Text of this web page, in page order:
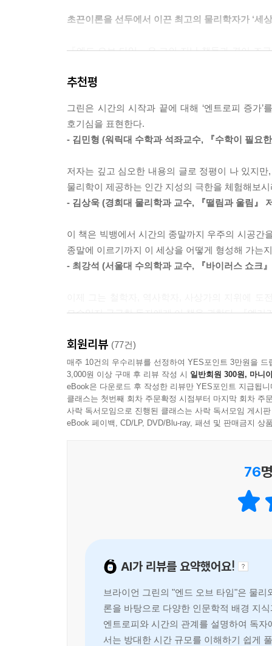
[두뇌 속 입자의 운동이 어떻게 감정과 감각을 낳
낳는다는 말인가?
[자유의지를 물리 법칙으로 풀어낼 수 있나?]
우리의 개성과 가치, 그리고 자존감은 우리 스스
도, 감정도 없는 입자의 횡포 속에서 자유의지가
간 특유의 자존심은 사정없이 구겨진다. 그래서
주의적 관점을 포기한 사람도 있었다. 우리가 개
나 있을 지도 모른다. 그렇다면 미시 세계에서 금
[우주 역사를 통틀어 매우 희귀하고 특별한 시간을
풀었다는 것은 정말로 놀라운 일이 아닐 수 없다
--- 본문 중에서
초끈이론을 선두에서 이끈 최고의 물리학자가 ‘세
『엔드 오브 타임』은 그의 지난 책들과 결이 조
느껴진다. 물론 책의 모든 문장은 과학적이고 논
과학적 미스터리들이 여전히 풀리지 않은 채 남아
저자가 직접 말하는 『엔드 오브 타임』의 방향
앞으로 우리는 시간대를 거슬러가면서 언젠가
살펴볼 것이다. 그리고 “인간의 삶이 유한한 것
어느 단계에 이르면 어떤 형태로든 조직화
존재하다가 사라질 운명이다. 우리는 뚜렷한 목
자문하고 있다. 존재 이유가 확실치 않은 법칙
우리는 시간이 처음 흐르기 시작했던 시점부터
『엔드 오브 타임』에는 우주를 이해하기 위해
방대하지만, 아주 우아하고 단순한 수학 법칙을
혼돈 속에서 생명은 어떻게 태어났으며, 단명(短
이야기와 신화, 종교, 창조적 표현, 그리고 과학을
운명이지만, 우리가 겪는 경이롭고 심오한 경험
브라이언 그린은 잘 정돈된 일련의 이야기(입
결국 이 책의 목적은 한 마디로, ‘우주의 역사라
마지막 순간까지의 여정으로 안내하면서, 어떻
신화, 종교, 창조적 표현, 과학을 통해 인간 스스
행성, 의식에서 창의성, 물질에서 의미에 이르기
추천평
그린은 시간의 시작과 끝에 대해 ‘엔트로피 증가
호기심을 표현한다.
- 김민형 (워릭대 수학과 석좌교수, 『수학이 필요
저자는 깊고 심오한 내용의 글로 정평이 나 있지
물리학이 제공하는 인간 지성의 극한을 체험해보시
- 김상욱 (경희대 물리학과 교수, 『떨림과 울림』
이 책은 빅뱅에서 시간의 종말까지 우주의 시공간
종말에 이르기까지 이 세상을 어떻게 형성해 가는
- 최강석 (서울대 수의학과 교수, 『바이러스 쇼크
모습일지 궁금한 독자에게 이 책을 권한다. 『엘
모든 것이 가능한 우주적 순간에 보내는 러브레터.
- 데니스 오버바이, [뉴욕타임스]
브라이언 그린은 자신의 개인적 이야기, 과학적
간단한 해법이 없을 뿐 아니라 결코 해결되지 않
아이디어가 가득하다. 그린의 이야기에는 오로
회원리뷰 (77건)
매주 10건의 우수리뷰를 선정하여 YES포인트 3만원을 드
3,000원 이상 구매 후 리뷰 작성 시 일반회원 300원, 마니
eBook은 다운로드 후 작성한 리뷰만 YES포인트 지급됩니
클래스는 첫번째 회차 주문확정 시점부터 마지막 회차 주
사락 독서모임으로 진행된 클래스는 사락 독서모임 게시
eBook 페이백, CD/LP, DVD/Blu-ray, 패션 및 판매금지 상
76
AI가 리뷰를 요약했어요!
브라이언 그린의 "엔드 오브 타임"은 물
론을 바탕으로 다양한 인문학적 배경 지
엔트로피와 시간의 관계를 설명하여 독
서는 방대한 시간 규모를 이해하기 쉽게